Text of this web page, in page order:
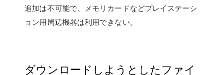
追加は不可能で、メモリカードなどプレイステーシ
ョン用周辺機器は利用できない。
ダウンロードしようとしたファイ